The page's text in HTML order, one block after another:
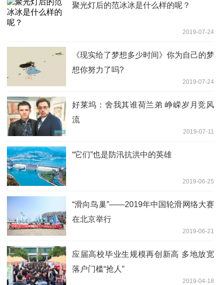
聚光灯后的范冰冰是什么样的呢？
2019-07-24
《现实给了梦想多少时间》你为自己的梦
想你努力了吗?
2019-07-24
好莱坞：舍我其谁荷兰弟 峥嵘岁月竞风
流
2019-07-11
“它们”也是防汛抗洪中的英雄
2019-06-25
“滑向鸟巢”——2019年中国轮滑网络大赛
在北京举行
2019-06-21
应届高校毕业生规模再创新高 多地放宽
落户门槛“抢人”
2019-04-18